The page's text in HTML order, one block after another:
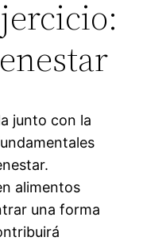
junto con la
alimentos
una forma